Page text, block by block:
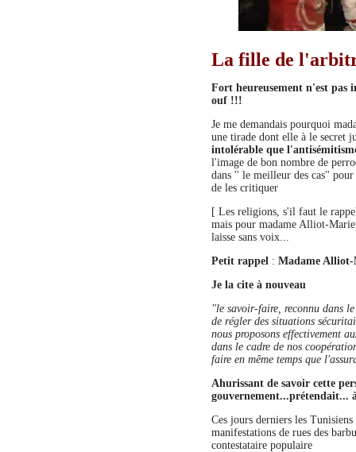
La fille de
Fort heureusement n'est
ouf !!!
Je me demandais pourquoi
une tirade dont elle à le secret
intolérable que
l'image de bon nombre de
dans '' le meilleur des cas''
de les critiquer
[ Les religions, s'il faut le
mais pour madame Alliot-
laisse sans voix...
Petit rappel : Madame
Je la cite à nouveau
"le savoir-faire, reconnu dans
de régler des situations
nous proposons effectivement
dans le cadre de nos
faire en même temps que
Ahurissant de savoir cette
gouvernement...prétendait...
Ces jours derniers les
manifestations de rues des
contestataire populaire